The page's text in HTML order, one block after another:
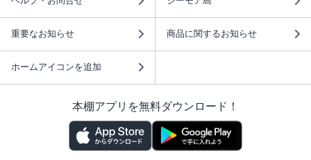
重要なお知らせ 商品に関するお知らせ
ホームアイコンを追加
本棚アプリを無料ダウンロード！